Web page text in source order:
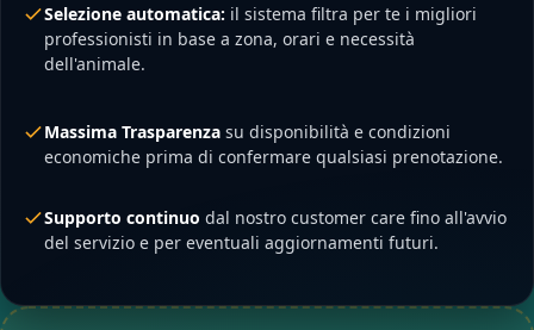
Selezione automatica: il sistema filtra per te i migliori
professionisti in base a zona, orari e necessità
dell'animale.
Massima Trasparenza su disponibilità e condizioni
economiche prima di confermare qualsiasi prenotazione.
Supporto continuo dal nostro customer care fino all'avvio
del servizio e per eventuali aggiornamenti futuri.